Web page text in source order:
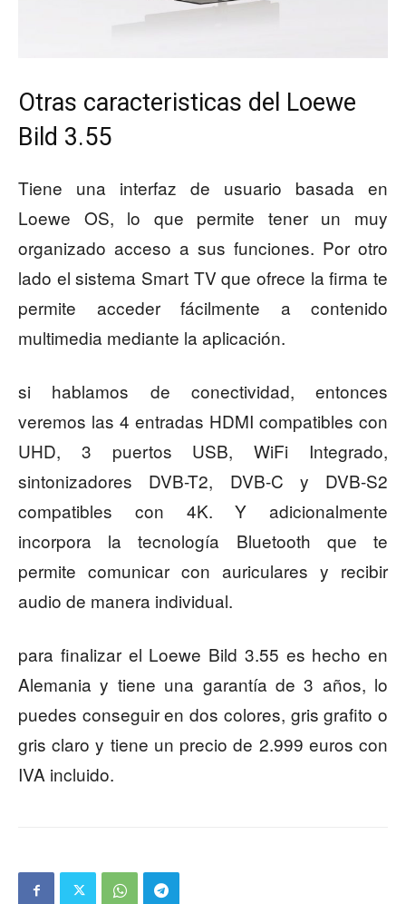
Otras caracteristicas del Loewe
Bild 3.55
Tiene una interfaz de usuario basada en
Loewe OS, lo que permite tener un muy
organizado acceso a sus funciones. Por otro
lado el sistema Smart TV que ofrece la firma te
permite acceder fácilmente a contenido
multimedia mediante la aplicación.
si hablamos de conectividad, entonces
veremos las 4 entradas HDMI compatibles con
UHD, 3 puertos USB, WiFi Integrado,
sintonizadores DVB-T2, DVB-C y DVB-S2
compatibles con 4K. Y adicionalmente
incorpora la tecnología Bluetooth que te
permite comunicar con auriculares y recibir
audio de manera individual.
para finalizar el Loewe Bild 3.55 es hecho en
Alemania y tiene una garantía de 3 años, lo
puedes conseguir en dos colores, gris grafito o
gris claro y tiene un precio de 2.999 euros con
IVA incluido.